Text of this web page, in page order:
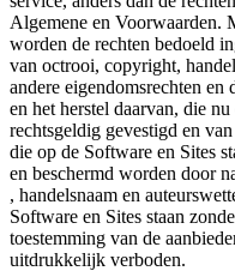
Algemene en Voorwaarden.
worden de rechten bedoeld
van octrooi, copyright,
andere eigendomsrechten
en het herstel daarvan, die
rechtsgeldig gevestigd en
die op de Software en Sites
en beschermd worden door
, handelsnaam en
Software en Sites staan
toestemming van de
uitdrukkelijk verboden.